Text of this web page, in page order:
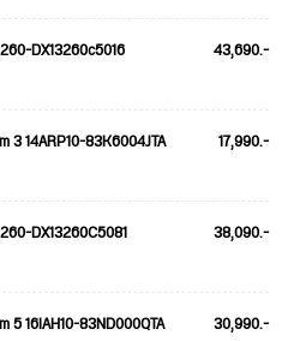
DX13260c5016 43,690.-
3 14ARP10-83K6004JTA 17,990.-
DX13260C5081 38,090.-
5 16IAH10-83ND000QTA 30,990.-